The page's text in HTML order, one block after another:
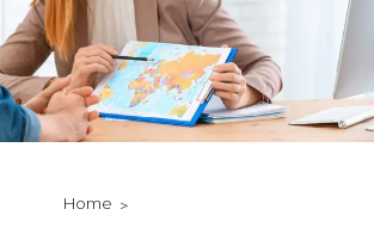
SVE
POR
ARA
DUT
KOR
Home